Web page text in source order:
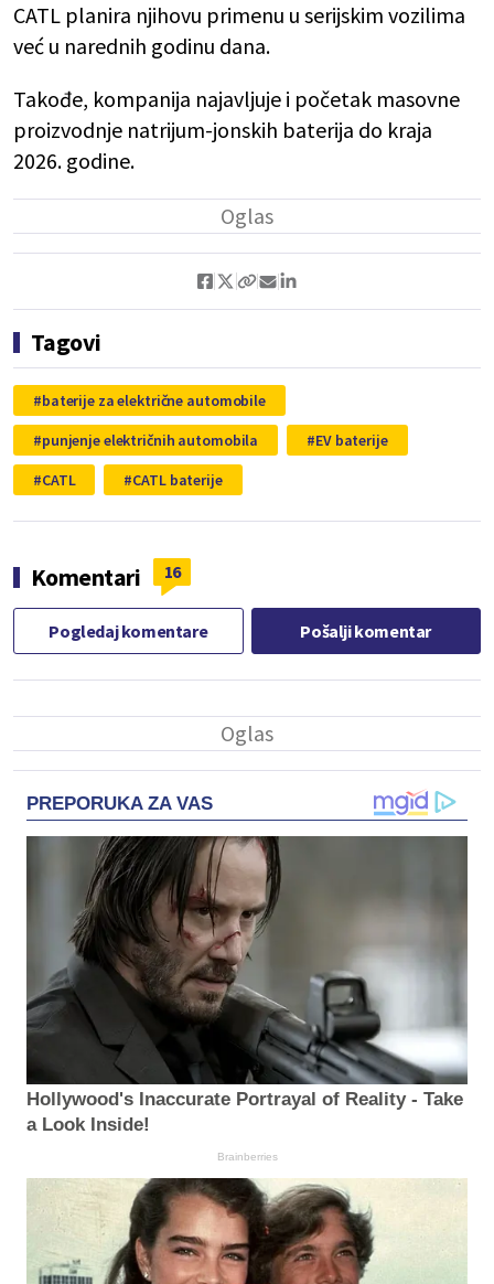
CATL planira njihovu primenu u serijskim vozilima
već u narednih godinu dana.
Takođe, kompanija najavljuje i početak masovne
proizvodnje natrijum-jonskih baterija do kraja
2026. godine.
Tagovi
baterije za električne automobile
punjenje električnih automobila
EV baterije
CATL
CATL baterije
Komentari 16
Pogledaj komentare Pošalji komentar
PREPORUKA ZA VAS
Hollywood's Inaccurate Portrayal of Reality - Take
a Look Inside!
Brainberries